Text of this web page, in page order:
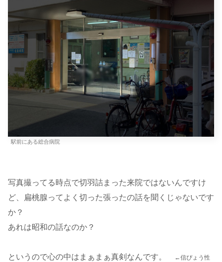
駅前にある総合病院
写真撮ってる時点で切羽詰まった来院ではないんですけ
ど、扁桃腺ってよく切った張ったの話を聞くじゃないです
か？
あれは昭和の話なのか？
というので心の中はまぁまぁ真剣なんです。 ←信ぴょう性